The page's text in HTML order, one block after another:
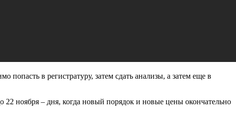
попасть в регистратуру, затем сдать анализы, а затем еще в
22 ноября – дня, когда новый порядок и новые цены окончательно